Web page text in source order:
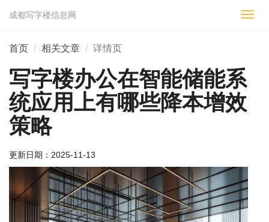
切
成都写字楼信息网
首页 相关文章 详情页
写字楼办公在智能储能系
统应用上有哪些降本增效
策略
更新日期： 2025-11-13